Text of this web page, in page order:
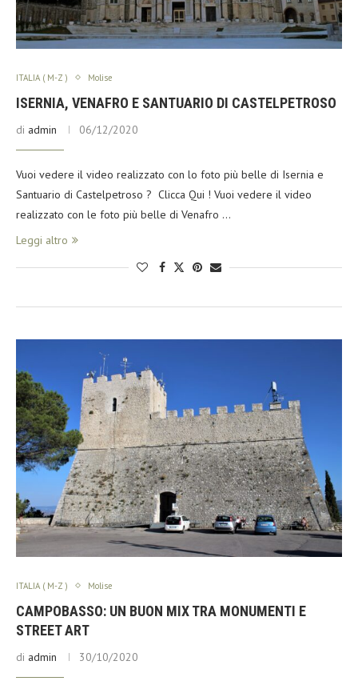
ITALIA ( M-Z ) Molise
ISERNIA, VENAFRO E SANTUARIO DI CASTELPETROSO
di admin 06/12/2020
Vuoi vedere il video realizzato con lo foto più belle di Isernia e
Santuario di Castelpetroso ? Clicca Qui ! Vuoi vedere il video
realizzato con le foto più belle di Venafro …
Leggi altro
ITALIA ( M-Z ) Molise
CAMPOBASSO: UN BUON MIX TRA MONUMENTI E
STREET ART
di admin 30/10/2020